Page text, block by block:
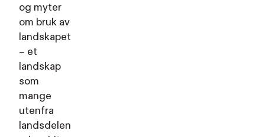
og myter
om bruk av
landskapet
– et
landskap
som
mange
utenfra
landsdelen